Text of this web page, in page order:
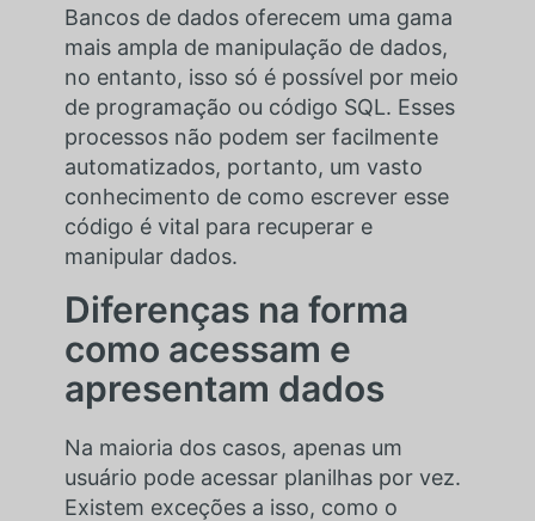
Bancos de dados oferecem uma gama
mais ampla de manipulação de dados,
no entanto, isso só é possível por meio
de programação ou código SQL. Esses
processos não podem ser facilmente
automatizados, portanto, um vasto
conhecimento de como escrever esse
código é vital para recuperar e
manipular dados.
Diferenças na forma
como acessam e
apresentam dados
Na maioria dos casos, apenas um
usuário pode acessar planilhas por vez.
Existem exceções a isso, como o